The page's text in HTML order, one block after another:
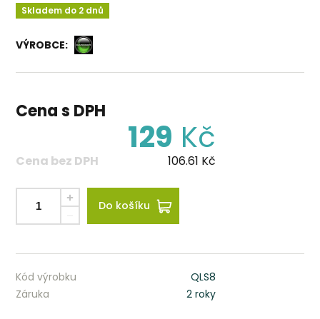
Skladem do 2 dnů
VÝROBCE:
Cena s DPH
129 Kč
Cena bez DPH 106.61 Kč
Do košíku
Kód výrobku
QLS8
Záruka
2 roky